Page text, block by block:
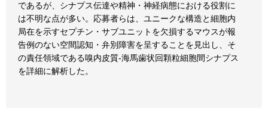
であるが、シナプス伝達や精神・神経病態における役割に
は不明な点が多い。応募者らは、ユニークな構造と細胞内
局在を示すセプチン・サブユニットを欠損するマウスが報
告例のない空間認知・弁別障害を呈することを見出し、そ
の責任領域である嗅内皮質-海馬歯状回顆粒細胞間シナプス
を詳細に解析した。